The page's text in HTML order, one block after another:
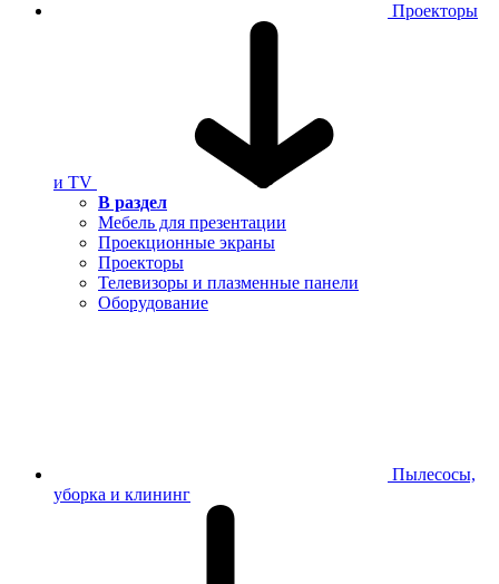
Проекторы
и TV
В раздел
Мебель для презентации
Проекционные экраны
Проекторы
Телевизоры и плазменные панели
Оборудование
Пылесосы,
уборка и клининг